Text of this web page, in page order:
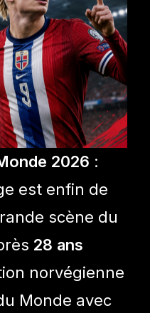
2026 :
est enfin de
scène du
28 ans
norvégienne
Monde avec